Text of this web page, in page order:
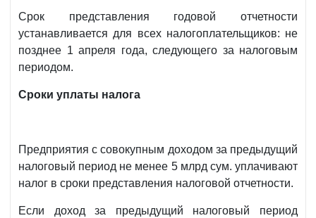
Срок представления годовой отчетности
устанавливается для всех налогоплательщиков: не
позднее 1 апреля года, следующего за налоговым
периодом.
Сроки уплаты налога
Предприятия с совокупным доходом за предыдущий
налоговый период не менее 5 млрд сум. уплачивают
налог в сроки представления налоговой отчетности.
Если доход за предыдущий налоговый период